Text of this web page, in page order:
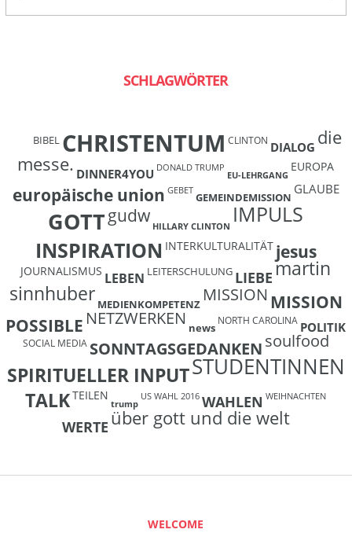
SCHLAGWÖRTER
BIBEL CHRISTENTUM CLINTON DIALOG die
messe. DINNER4YOU DONALD TRUMP
EU-LEHRGANG
EUROPA
europäische union GEBET GEMEINDEMISSION
GLAUBE
GOTTgudw HILLARY CLINTON IMPULS
INSPIRATION INTERKULTURALITÄT jesus
JOURNALISMUS LEBEN LEITERSCHULUNG LIEBEmartin
sinnhuber MEDIENKOMPETENZ MISSION MISSION
POSSIBLE NETZWERKEN news
NORTH CAROLINA POLITIK
SOCIAL MEDIA SONNTAGSGEDANKENsoulfood
SPIRITUELLER INPUTSTUDENTINNEN
TALKTEILEN
trump
US WAHL 2016 WAHLEN WEIHNACHTEN
WERTE über gott und die welt
WELCOME